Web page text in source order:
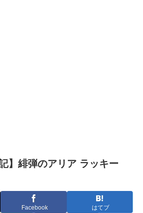
】緋弾のアリア ラッキー
Facebook はてブ